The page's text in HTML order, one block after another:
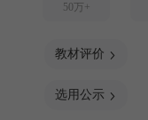
50万+
教材评价
选用公示